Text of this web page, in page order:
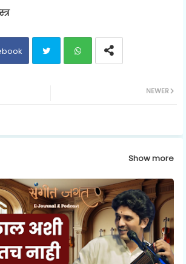
ap
NEWER
Show more